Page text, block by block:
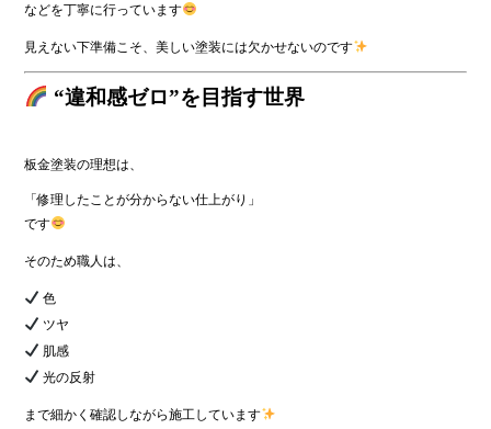
などを丁寧に行っています
見えない下準備こそ、美しい塗装には欠かせないのです
“違和感ゼロ”を目指す世界
板金塗装の理想は、
「修理したことが分からない仕上がり」
です
そのため職人は、
色
ツヤ
肌感
光の反射
まで細かく確認しながら施工しています